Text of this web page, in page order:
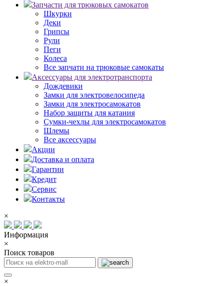
Запчасти для трюковых самокатов
Шкурки
Деки
Грипсы
Рули
Пеги
Колеса
Все запчати на трюковые самокаты
Аксессуары для электротранспорта
Дождевики
Замки для электровелосипеда
Замки для электросамокатов
Набор защиты для катания
Сумки-чехлы для электросамокатов
Шлемы
Все аксессуары
Акции
Доставка и оплата
Гарантии
Кредит
Сервис
Контакты
×
Информация
×
Поиск товаров
×